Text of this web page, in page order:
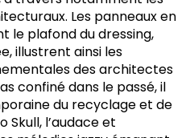
Les panneaux en
le plafond du dressing,
illustrent ainsi les
des architectes
confiné dans le passé, il
du recyclage et de
Skull, l’audace et